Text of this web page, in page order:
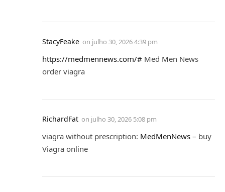
StacyFeake on julho 30, 2026 4:39 pm
https://medmennews.com/# Med Men News
order viagra
RichardFat on julho 30, 2026 5:08 pm
viagra without prescription: MedMenNews – buy
Viagra online